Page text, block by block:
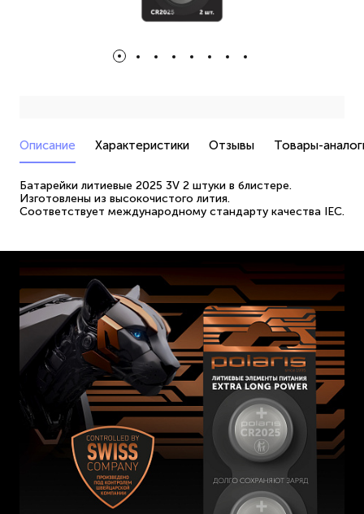
Описание Характеристики Отзывы Товары-
Батарейки литиевые 2025 3V 2 штуки в блистере.
Изготовлены из высокочистого лития.
Соответствует международному стандарту качества IEC.